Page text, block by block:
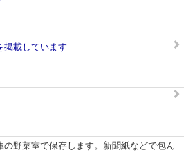
掲載しています
野菜室で保存します。新聞紙などで包ん